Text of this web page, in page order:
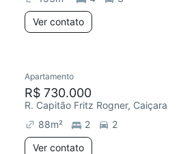
Ver contato
Apartamento
R$ 730.000
R. Capitão Fritz Rogner, Caiçara
88m² 2
2
Ver contato